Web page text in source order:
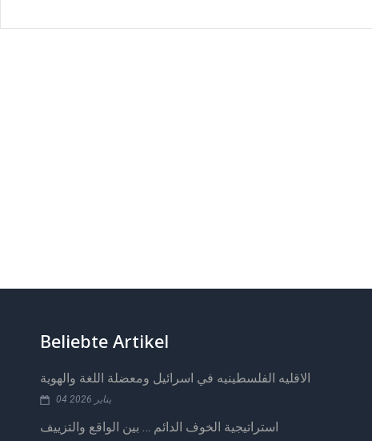
Beliebte Artikel
الاقليه الفلسطينيه في اسرائيل ومعضلة اللغة والهوية
04 يناير 2026
استراتيجية الخوف الدائم … بين الواقع والتزييف